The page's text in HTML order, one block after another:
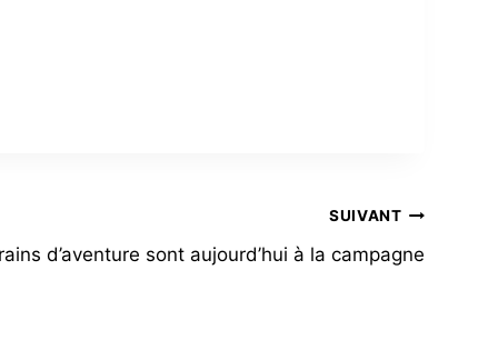
SUIVANT
d’aventure sont aujourd’hui à la campagne